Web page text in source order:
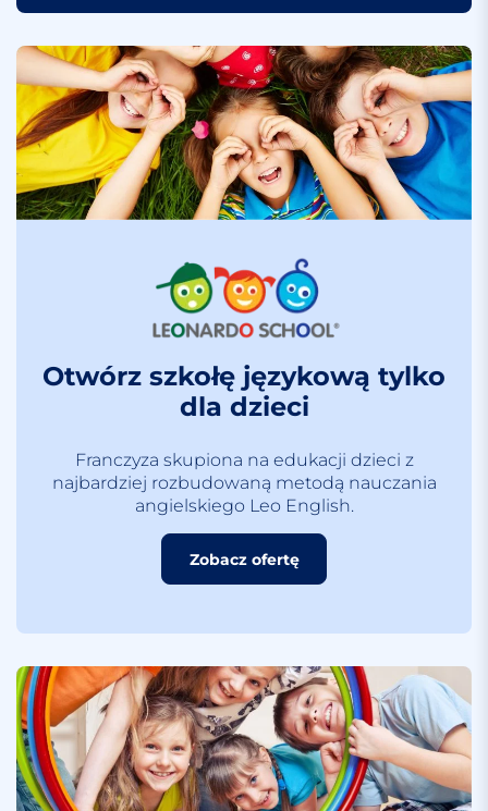
Otwórz szkołę językową tylko
dla dzieci
Franczyza skupiona na edukacji dzieci z
najbardziej rozbudowaną metodą nauczania
angielskiego Leo English.
Zobacz ofertę